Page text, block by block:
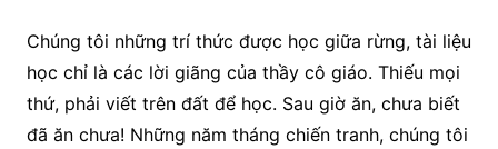
Chúng tôi những trí thức được học giữa rừng, tài liệu
học chỉ là các lời giãng của thầy cô giáo. Thiếu mọi
thứ, phải viết trên đất để học. Sau giờ ăn, chưa biết
đã ăn chưa! Những năm tháng chiến tranh, chúng tôi